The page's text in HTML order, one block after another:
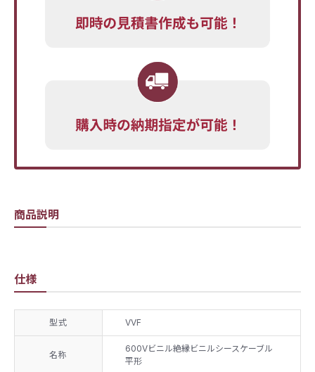
商品説明
仕様
型式 VVF
名称
600Vビニル絶縁ビニルシースケーブル
平形